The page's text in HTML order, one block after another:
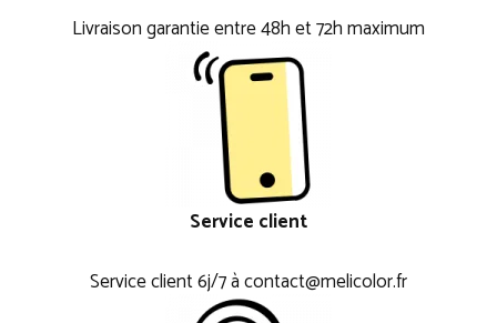
Livraison garantie entre 48h et 72h maximum
Service client
Service client 6j/7 à contact@melicolor.fr